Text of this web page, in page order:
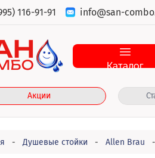
116-91-91 info@san-
Каталог
Акции
- Душевые стойки - Allen Brau -